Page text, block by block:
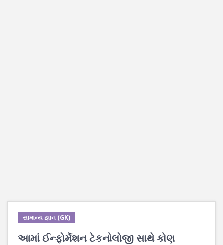
સામાન્ય જ્ઞાન (GK)
આમાં ઈન્ફોર્મેશન ટેકનોલોજી સાથે કોણ